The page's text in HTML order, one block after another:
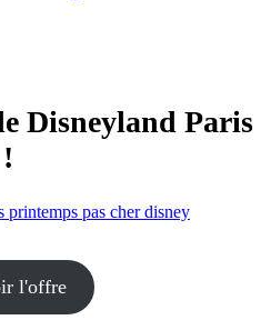
Disneyland Paris
l'offre